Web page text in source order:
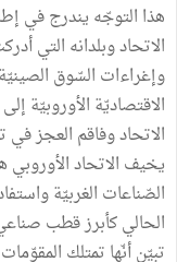
هذا التوجّه يندرج في
الاتحاد وبلدانه التي
وإغراءات السّوق
الاقتصاديّة الأوروبيّة
الاتحاد وفاقم العجز في
يخيف الاتحاد
الصّناعات الغربيّة
الحالي كأبرز قطب
تبيّن أنّها تمتلك